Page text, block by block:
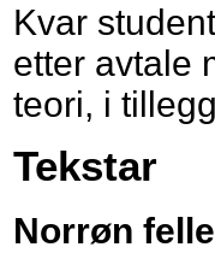
Kvar
etter avtale
teori, i
Tekstar
Norrøn